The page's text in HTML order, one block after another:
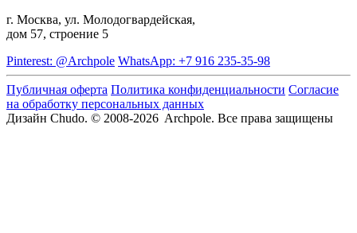
г. Москва, ул. Молодогвардейская,
дом 57, строение 5
Pinterest: @Archpole WhatsApp: +7 916 235-35-98
Публичная оферта Политика конфиденциальности Согласие
на обработку персональных данных
Дизайн Chudo. © 2008-2026 Archpole. Все права защищены